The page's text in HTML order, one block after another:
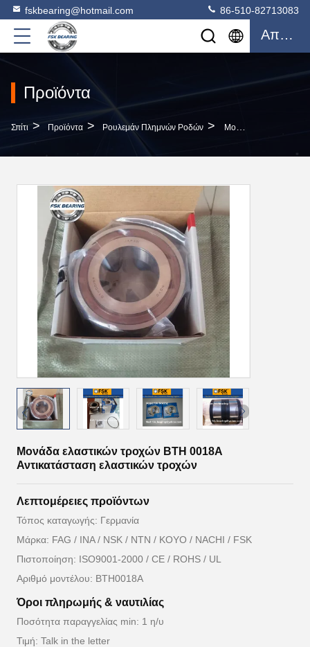
fskbearing@hotmail.com 86-510-82713083
Απόσπασμα
Προϊόντα
Σπίτι > Προϊόντα > Ρουλεμάν Πλημνών Ροδών > Μονάδα Ελαστικών Τροχών BTH 0018A Αντικατάσταση Ελαστικών Τροχών
Μονάδα ελαστικών τροχών BTH 0018A
Αντικατάσταση ελαστικών τροχών
Λεπτομέρειες προϊόντων
Τόπος καταγωγής: Γερμανία
Μάρκα: FAG / INA / NSK / NTN / KOYO / NACHI / FSK
Πιστοποίηση: ISO9001-2000 / CE / ROHS / UL
Αριθμό μοντέλου: BTH0018A
Όροι πληρωμής & ναυτιλίας
Ποσότητα παραγγελίας min: 1 η/υ
Τιμή: Talk in the letter